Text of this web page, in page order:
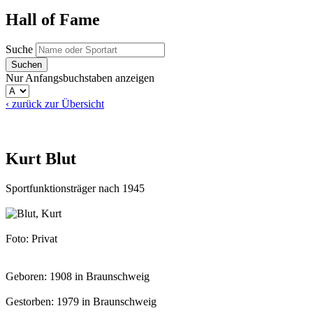
Hall of Fame
Suche
Nur Anfangsbuchstaben anzeigen
‹ zurück zur Übersicht
Kurt Blut
Sportfunktionsträger nach 1945
Foto: Privat
Geboren: 1908 in Braunschweig
Gestorben: 1979 in Braunschweig